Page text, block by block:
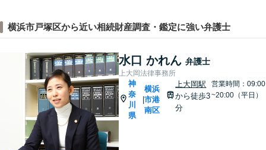
横浜市戸塚区から近い相続財産調査・鑑定に強い弁護士
水口 かれん 弁護士
上大岡法律事務所
神
奈
川
県
|
横浜
市港
南区
上大岡駅
から徒歩3
分
営業時間：09:00
~20:00（平日）